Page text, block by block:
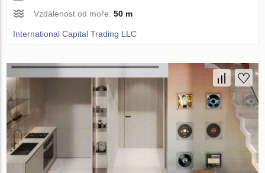
Vzdálenost od moře:50 m
International Capital Trading LLC